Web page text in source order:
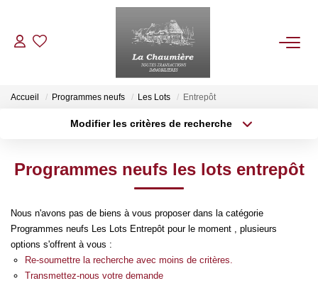
ACHETER
ESTIMER
NOS BIENS VENDUS
NOTRE AGENCE
Accueil Programmes neufs Les Lots Entrepôt
Modifier les critères de recherche
Sélectionnez...
Type de bien
Budget max Plus de critères
Programmes neufs les lots entrepôt
Nous n'avons pas de biens à vous proposer dans la catégorie
Programmes neufs Les Lots Entrepôt pour le moment , plusieurs
options s'offrent à vous :
Re-soumettre la recherche avec moins de critères.
Transmettez-nous votre demande